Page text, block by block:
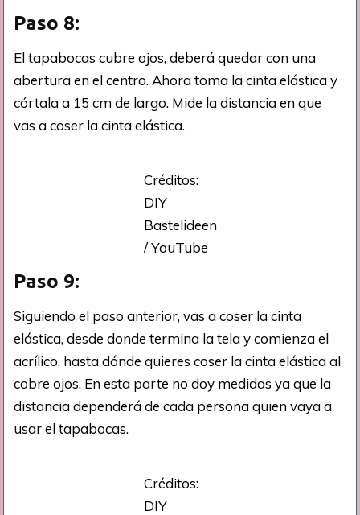
Paso 8:
El tapabocas cubre ojos, deberá quedar con una
abertura en el centro. Ahora toma la cinta elástica y
córtala a 15 cm de largo. Mide la distancia en que
vas a coser la cinta elástica.
Créditos:
DIY
Bastelideen
/ YouTube
Paso 9:
Siguiendo el paso anterior, vas a coser la cinta
elástica, desde donde termina la tela y comienza el
acrílico, hasta dónde quieres coser la cinta elástica al
cobre ojos. En esta parte no doy medidas ya que la
distancia dependerá de cada persona quien vaya a
usar el tapabocas.
Créditos:
DIY